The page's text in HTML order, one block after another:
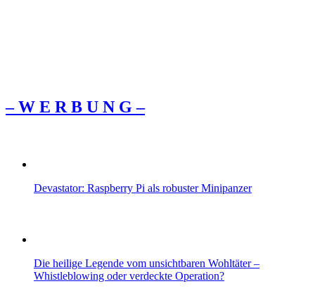
– W Ε R Β U Ν G –
Devastator: Raspberry Pi als robuster Minipanzer
Die heilige Legende vom unsichtbaren Wohltäter –
Whistleblowing oder verdeckte Operation?